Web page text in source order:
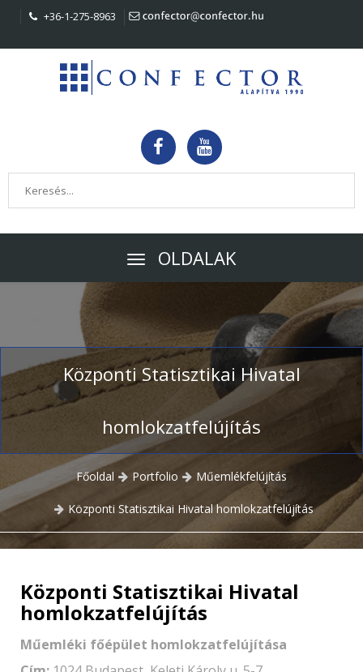
+36-1-275-8963
OLDALAK
Központi Statisztikai Hivatal
homlokzatfelújítás
Főoldal Portfolio Műemlékfelújítás
Központi Statisztikai Hivatal homlokzatfelújítás
Központi Statisztikai Hivatal
homlokzatfelújítás
Műemléki főépület homlokzatfelújítása